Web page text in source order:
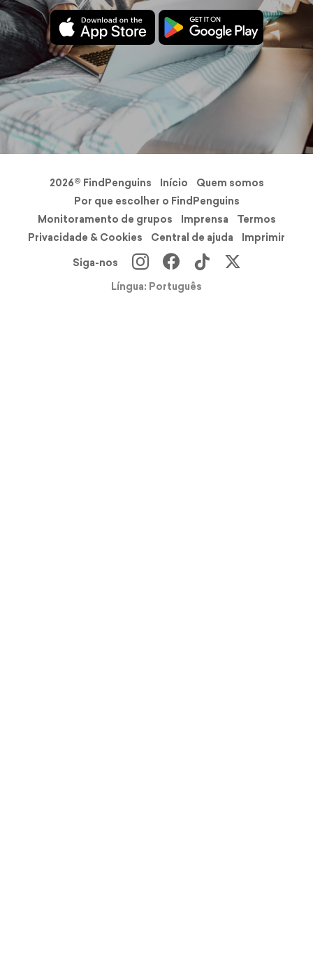
2026© FindPenguins Início
Quem somos
Por que escolher o FindPenguins
Monitoramento de grupos
Imprensa
Termos
Privacidade & Cookies
Central de ajuda
Imprimir
Siga-nos
Língua: Português